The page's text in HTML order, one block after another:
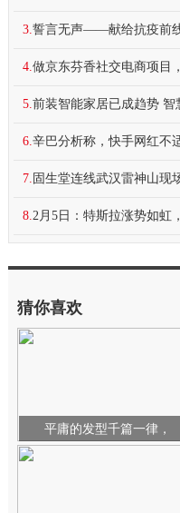
3. 誓言无声——献给抗疫前
4. 做京东芬香社交电商项目
5. 前装智能家居已成趋势 智
6. 辛巴分析称，快手网红不
7. 固生堂连线武汉雷神山现
8. 2月5日：特斯拉涨势如虹
猜你喜欢
平庸的发型千篇一律，